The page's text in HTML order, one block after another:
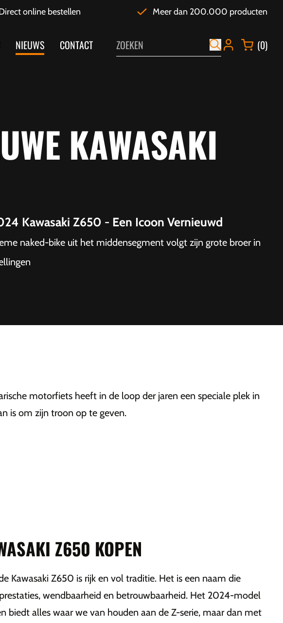
online bestellen Meer dan 200.000 producten
NIEUWS CONTACT (0)
KAWASAKI
Kawasaki Z650 - Een Icoon Vernieuwd
naked-bike uit het middensegment volgt zijn grote broer in
motorfiets heeft in de loop der jaren een speciale plek in
is om zijn troon op te geven.
Z650 KOPEN
Kawasaki Z650 is rijk en vol traditie. Het is een naam die
wendbaarheid en betrouwbaarheid. Het 2024-model
biedt alles waar we van houden aan de Z-serie, maar dan met